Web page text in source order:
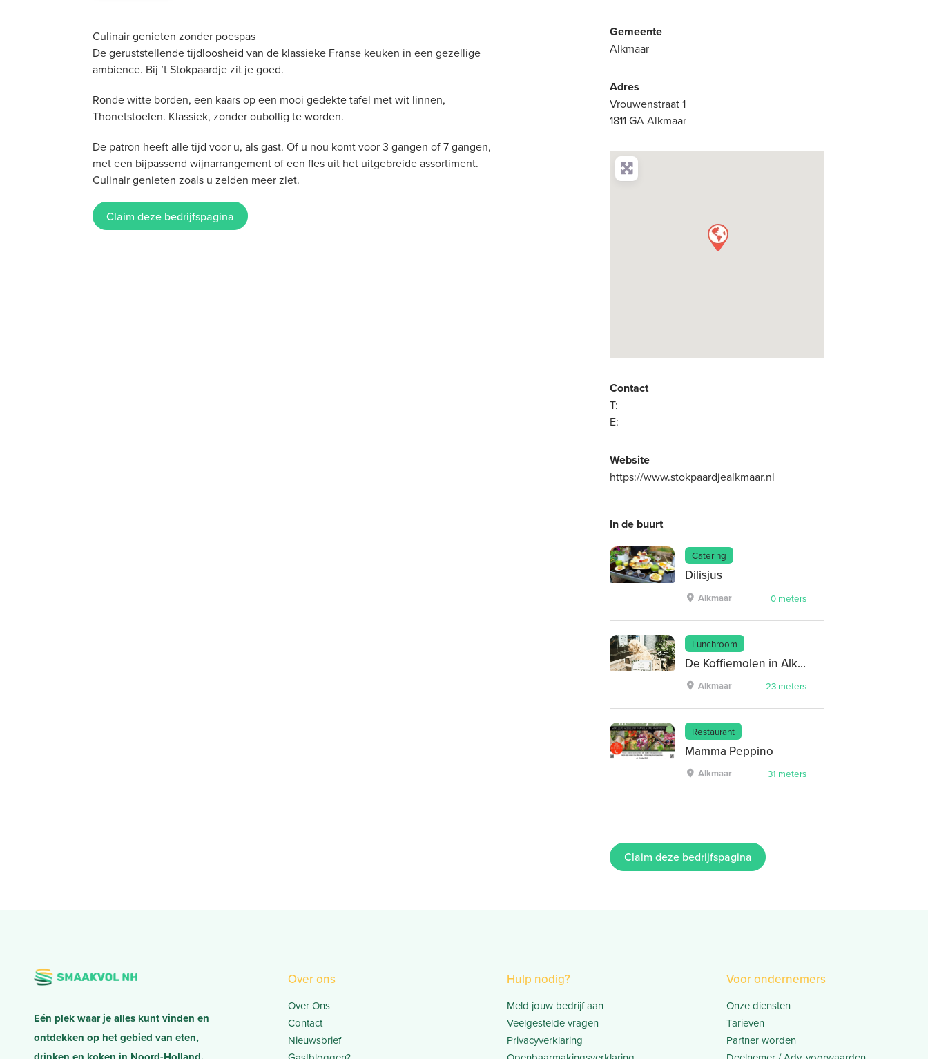
Culinair genieten zonder poespas
De geruststellende tijdloosheid van de klassieke Franse keuken in een gezellige
ambience. Bij ’t Stokpaardje zit je goed.
Ronde witte borden, een kaars op een mooi gedekte tafel met wit linnen,
Thonetstoelen. Klassiek, zonder oubollig te worden.
De patron heeft alle tijd voor u, als gast. Of u nou komt voor 3 gangen of 7 gangen,
met een bijpassend wijnarrangement of een fles uit het uitgebreide assortiment.
Culinair genieten zoals u zelden meer ziet.
Claim deze bedrijfspagina
Gemeente
Alkmaar
Adres
Vrouwenstraat 1
1811 GA Alkmaar
Contact
T:
E:
Website
https://www.stokpaardjealkmaar.nl
In de buurt
Catering
Dilisjus
Alkmaar 0 meters
Lunchroom
De Koffiemolen in Alkmaar
Alkmaar 23 meters
Restaurant
Mamma Peppino
Alkmaar 31 meters
Claim deze bedrijfspagina
Eén plek waar je alles kunt vinden en
ontdekken op het gebied van eten,
Over ons
Over Ons
Contact
Nieuwsbrief
Hulp nodig?
Meld jouw bedrijf aan
Veelgestelde vragen
Privacyverklaring
Voor ondernemers
Onze diensten
Tarieven
Partner worden